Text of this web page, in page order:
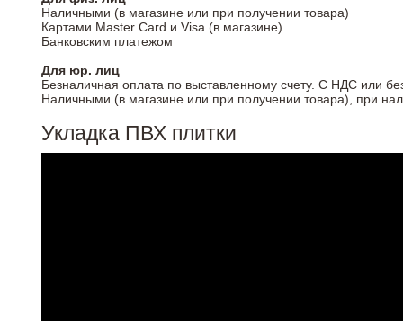
Наличными (в магазине или при получении товара)
Картами Master Card и Visa (в магазине)
Банковским платежом
Для юр. лиц
Безналичная оплата по выставленному счету. С НДС или
Наличными (в магазине или при получении товара), при
Укладка ПВХ плитки